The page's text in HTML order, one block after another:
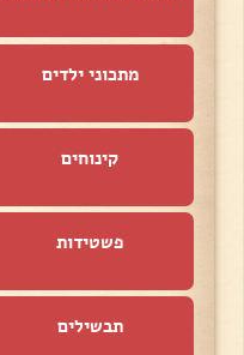
מתכוני ילדים
קינוחים
פשטידות
תבשילים